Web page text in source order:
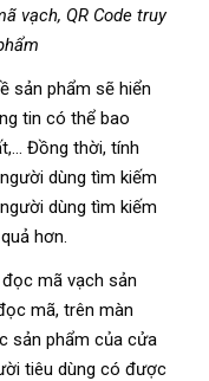
vạch, QR Code truy
sản phẩm sẽ hiển
tin có thể bao
Đồng thời, tính
dùng tìm kiếm
dùng tìm kiếm
hơn.
mã vạch sản
mã, trên màn
sản phẩm của cửa
tiêu dùng có được